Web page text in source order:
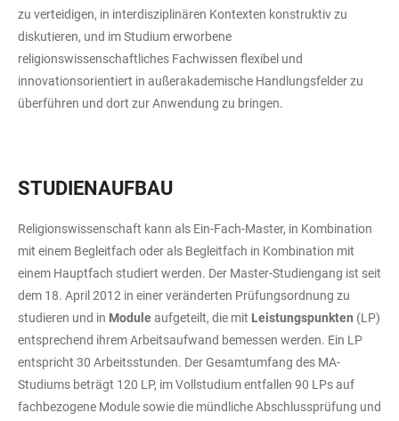
zu verteidigen, in interdisziplinären Kontexten konstruktiv zu
diskutieren, und im Studium erworbene
religionswissenschaftliches Fachwissen flexibel und
innovationsorientiert in außerakademische Handlungsfelder zu
überführen und dort zur Anwendung zu bringen.
STUDIENAUFBAU
Religionswissenschaft kann als Ein-Fach-Master, in Kombination
mit einem Begleitfach oder als Begleitfach in Kombination mit
einem Hauptfach studiert werden. Der Master-Studiengang ist seit
dem 18. April 2012 in einer veränderten Prüfungsordnung zu
studieren und in Moduleaufgeteilt, die mit Leistungspunkten (LP)
entsprechend ihrem Arbeitsaufwand bemessen werden. Ein LP
entspricht 30 Arbeitsstunden. Der Gesamtumfang des MA-
Studiums beträgt 120 LP, im Vollstudium entfallen 90 LPs auf
fachbezogene Module sowie die mündliche Abschlussprüfung und